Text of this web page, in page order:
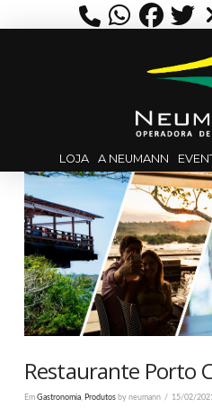
LOJA A NEUMANN
Restaurante Porto
Em Gastronomia, Produtosby neumann 15/02/2021